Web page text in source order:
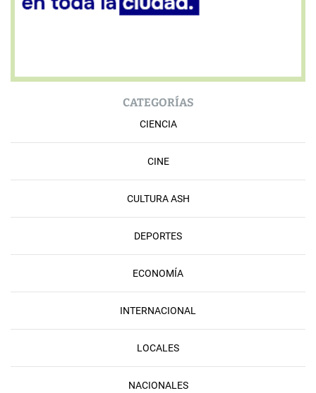
CATEGORÍAS
CIENCIA
CINE
CULTURA ASH
DEPORTES
ECONOMÍA
INTERNACIONAL
LOCALES
NACIONALES